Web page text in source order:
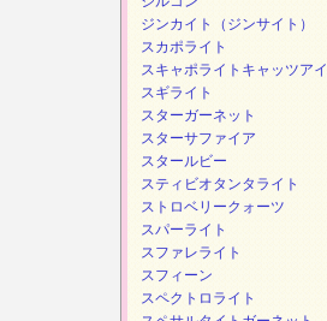
ジンカイト（ジンサイト）
スカポライト
スキャポライトキャッツアイ
スギライト
スターガーネット
スターサファイア
スタールビー
スティビオタンタライト
ストロベリークォーツ
スパーライト
スファレライト
スフィーン
スペクトロライト